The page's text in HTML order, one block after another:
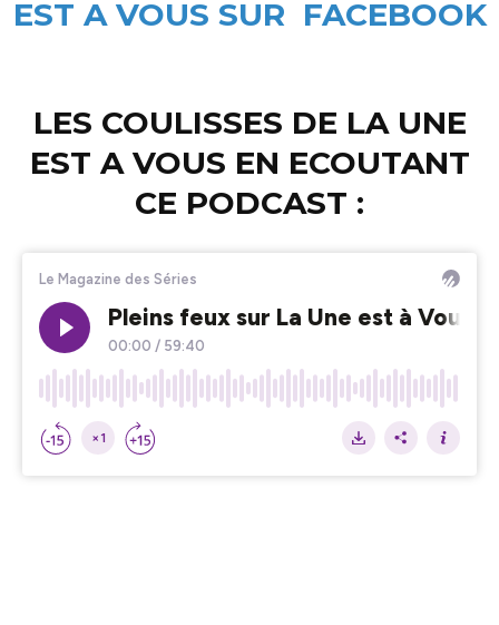
EST A VOUS SUR FACEBOOK
LES COULISSES DE LA UNE
EST A VOUS EN ECOUTANT
CE PODCAST :